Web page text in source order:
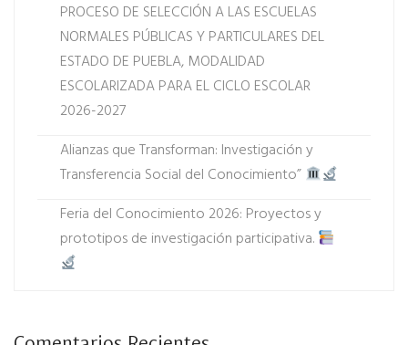
PROCESO DE SELECCIÓN A LAS ESCUELAS
NORMALES PÚBLICAS Y PARTICULARES DEL
ESTADO DE PUEBLA, MODALIDAD
ESCOLARIZADA PARA EL CICLO ESCOLAR
2026-2027
Alianzas que Transforman: Investigación y
Transferencia Social del Conocimiento”
Feria del Conocimiento 2026: Proyectos y
prototipos de investigación participativa.